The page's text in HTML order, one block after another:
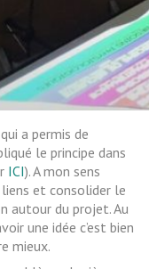
a permis de
le principe dans
ICI). A mon sens
et consolider le
autour du projet. Au
une idée c’est bien
mieux.